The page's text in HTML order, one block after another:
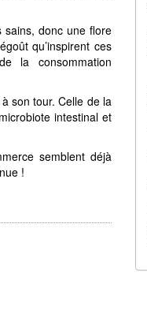
sains, donc une flore
qu’inspirent ces
la consommation
son tour. Celle de la
intestinal et
semblent déjà
!